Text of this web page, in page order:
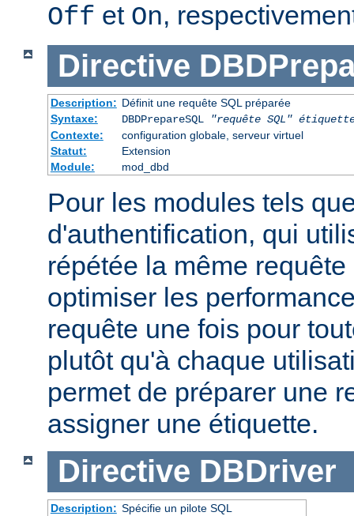
Off et On,
Directive
Description: Définit une requête SQL préparée
Syntaxe:
DBDPrepareSQL "requête SQL"
Contexte:
configuration globale, serveur virtuel
Statut:
Extension
Module:
mod_dbd
Pour les modules tels
d'authentification, qui
répétée la même
optimiser les
requête une fois pour
plutôt qu'à chaque
permet de préparer une
assigner une étiquette.
Directive DBDriver
Description: Spécifie un pilote SQL